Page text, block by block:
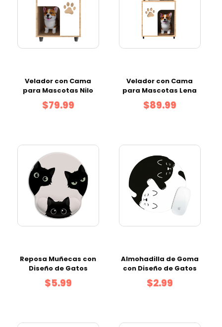
Velador con Cama
para Mascotas Nilo
$79.99
Velador con Cama
para Mascotas Lena
$89.99
Reposa Muñecas con
Diseño de Gatos
$5.99
Almohadilla de Goma
con Diseño de Gatos
$2.99